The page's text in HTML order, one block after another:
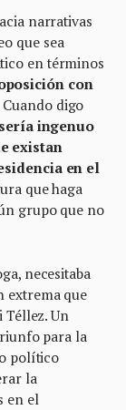
narrativas
que sea
en términos
con
Cuando digo
sería ingenuo
existan
en el
que haga
grupo que no
necesitaba
extrema que
Téllez. Un
para la
político
la
en el